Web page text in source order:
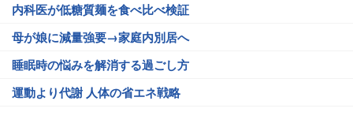
内科医が低糖質麺を食べ比べ検証
母が娘に減量強要→家庭内別居へ
睡眠時の悩みを解消する過ごし方
運動より代謝 人体の省エネ戦略